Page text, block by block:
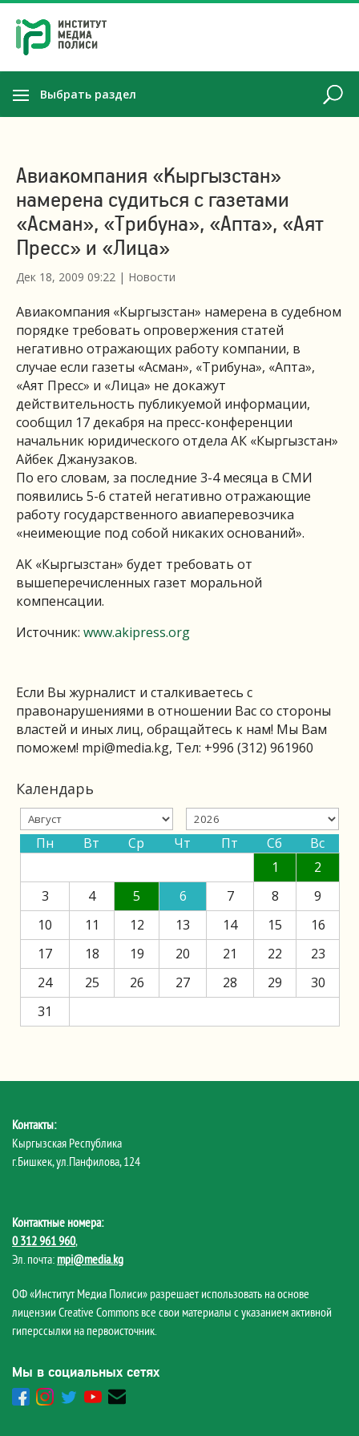
Выбрать раздел
Авиакомпания «Кыргызстан»
намерена судиться с газетами
«Асман», «Трибуна», «Апта», «Аят
Пресс» и «Лица»
Дек 18, 2009 09:22 | Новости
Авиакомпания «Кыргызстан» намерена в судебном
порядке требовать опровержения статей
негативно отражающих работу компании, в
случае если газеты «Асман», «Трибуна», «Апта»,
«Аят Пресс» и «Лица» не докажут
действительность публикуемой информации,
сообщил 17 декабря на пресс-конференции
начальник юридического отдела АК «Кыргызстан»
Айбек Джанузаков.
По его словам, за последние 3-4 месяца в СМИ
появились 5-6 статей негативно отражающие
работу государственного авиаперевозчика
«неимеющие под собой никаких оснований».
АК «Кыргызстан» будет требовать от
вышеперечисленных газет моральной
компенсации.
Источник: www.akipress.org
Если Вы журналист и сталкиваетесь с
правонарушениями в отношении Вас со стороны
властей и иных лиц, обращайтесь к нам! Мы Вам
поможем! mpi@media.kg, Тел: +996 (312) 961960
Календарь
Пн Вт Ср Чт Пт Сб
Вс
1
2
3
4 5 6 7 8
9
10
11 12 13 14 15
16
17
18 19 20 21 22
23
24
25 26 27 28 29
30
31
Контакты:
Кыргызская Республика
г.Бишкек, ул.Панфилова, 124
Контактные номера:
0 312 961 960,
Эл. почта: mpi@media.kg
ОФ «Институт Медиа Полиси» разрешает использовать на основе
лицензии Creative Commons все свои материалы с указанием активной
гиперссылки на первоисточник.
Мы в социальных сетях